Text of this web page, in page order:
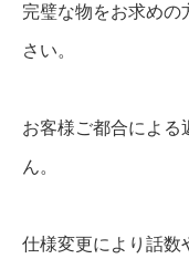
完璧な物をお求めの
さい。
お客様ご都合による
ん。
仕様変更により話数